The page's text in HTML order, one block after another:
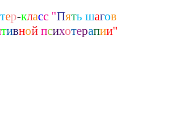
тер-класс "Пять шагов
тивной психотерапии"